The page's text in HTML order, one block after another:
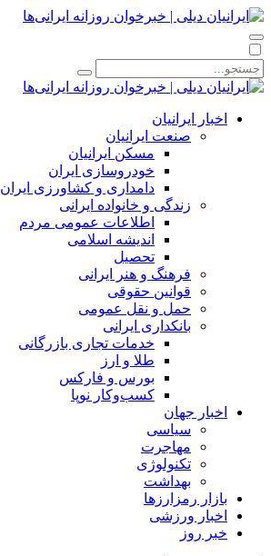
اخبار ایرانیان
صنعت ایرانیان
مسکن ایرانیان
خودروسازی ایران
دامداری و کشاورزی ایران
زندگی و خانواده ایرانی
اطلاعات عمومی مردم
اندیشه اسلامی
تحصیل
فرهنگ و هنر ایرانی
قوانین حقوقی
حمل و نقل عمومی
بانکداری ایرانی
خدمات تجاری بازرگانی
طلا و ارز
بورس و فارکس
کسب‌وکار نوپا
اخبار جهان
سیاسی
مهاجرت
تکنولوژی
بهداشت
بازار رمزارزها
اخبار ورزشی
خبر روز